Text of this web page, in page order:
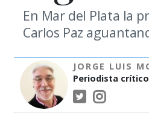
En Mar del Plata la
Carlos Paz
JORGE LUIS
Periodista